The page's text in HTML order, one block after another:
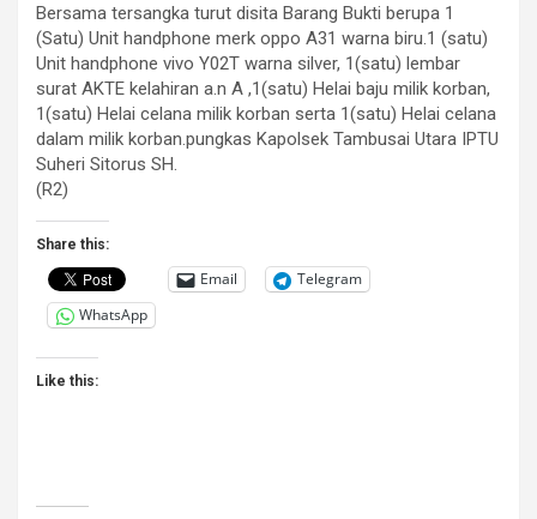
Bersama tersangka turut disita Barang Bukti berupa 1
(Satu) Unit handphone merk oppo A31 warna biru.1 (satu)
Unit handphone vivo Y02T warna silver, 1(satu) lembar
surat AKTE kelahiran a.n A ,1(satu) Helai baju milik korban,
1(satu) Helai celana milik korban serta 1(satu) Helai celana
dalam milik korban.pungkas Kapolsek Tambusai Utara IPTU
Suheri Sitorus SH.
(R2)
Share this:
Email
Telegram
WhatsApp
Like this: